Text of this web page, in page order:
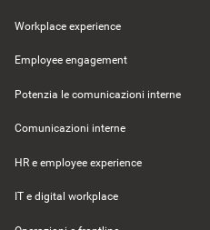
Workplace experience
Employee engagement
Potenzia le comunicazioni interne
Comunicazioni interne
HR e employee experience
IT e digital workplace